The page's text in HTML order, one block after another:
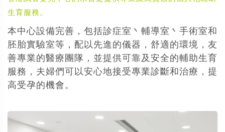
生育服務。
本中心設備完善，包括診症室丶輔導室丶手術室和
胚胎實驗室等，配以先進的儀器，舒適的環境，友
善專業的醫療團隊，並提供可靠及安全的輔助生育
服務，夫婦們可以安心地接受專業診斷和治療，提
高受孕的機會。